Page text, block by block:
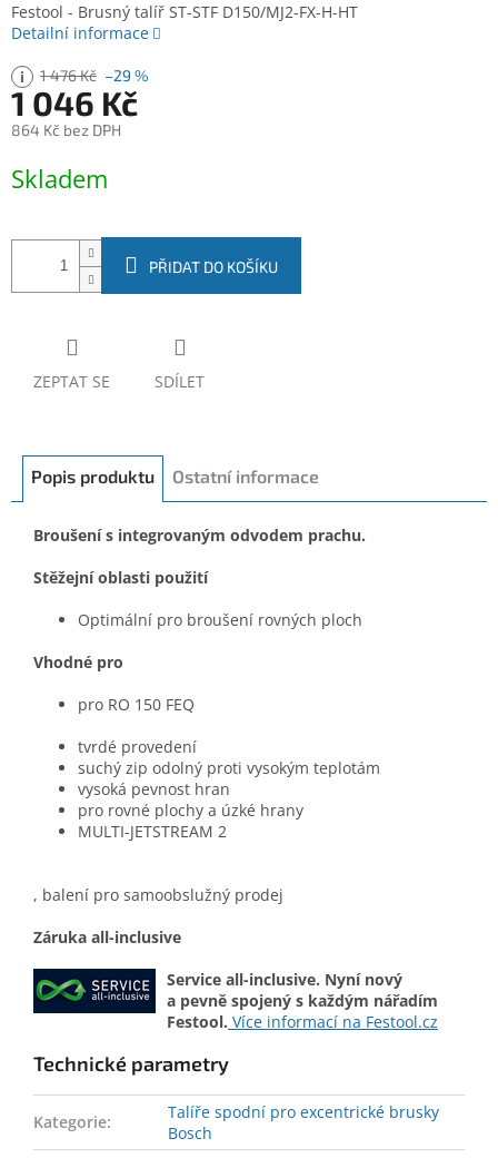
Festool - Brusný talíř ST-STF D150/MJ2-FX-H-HT
Detailní informace
1 476 Kč –29 %
1 046 Kč
864 Kč bez DPH
cena:
Skladem
PŘIDAT DO KOŠÍKU
ZEPTAT SE SDÍLET
Popis produktu Ostatní informace
Broušení s integrovaným odvodem prachu.
Stěžejní oblasti použití
Optimální pro broušení rovných ploch
Vhodné pro
pro RO 150 FEQ
tvrdé provedení
suchý zip odolný proti vysokým teplotám
vysoká pevnost hran
pro rovné plochy a úzké hrany
MULTI-JETSTREAM 2
, balení pro samoobslužný prodej
Záruka all-inclusive
Service all-inclusive. Nyní nový
a pevně spojený s každým nářadím
Festool. Více informací na Festool.cz
Technické parametry
Kategorie:
Talíře spodní pro excentrické brusky
Bosch